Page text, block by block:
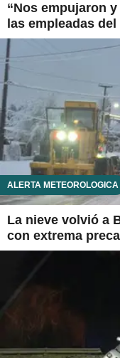
“Nos empujaron
las empleadas
ALERTA METEOROLÓGICA
La nieve volvió a
con extrema